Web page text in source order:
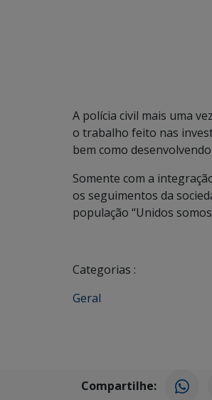
A polícia civil mais uma
o trabalho feito nas
bem como
Somente com a
os seguimentos da
população “Unidos
Categorias :
Geral
Compartilhe: